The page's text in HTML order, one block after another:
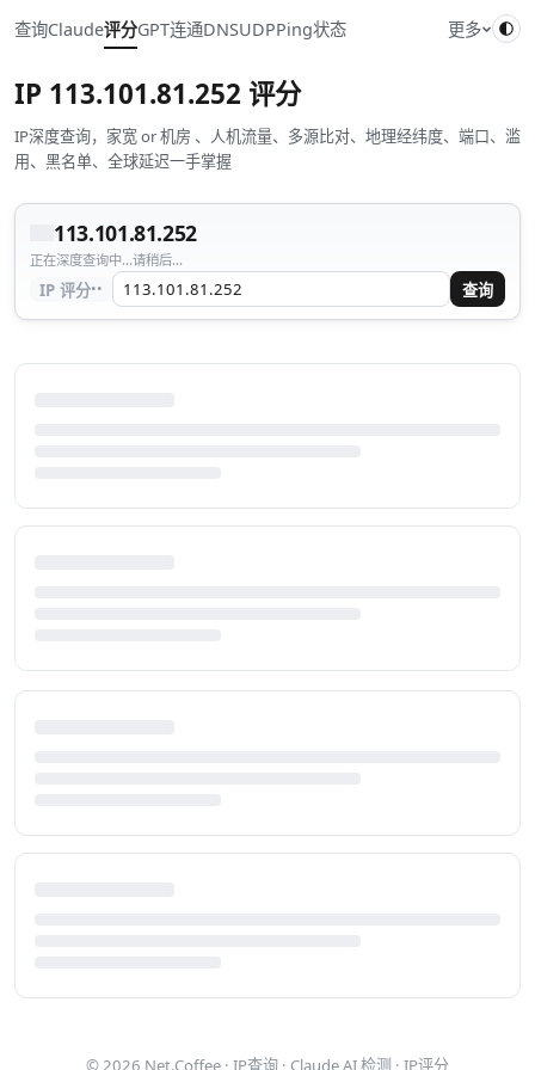
查询Claude评分GPT连通DNSUDPPing状态 更多
IP 113.101.81.252 评分
IP深度查询，家宽 or 机房 、人机流量、多源比对、地理经纬度、端口、滥
用、黑名单、全球延迟一手掌握
113.101.81.252
正在深度查询中...请稍后...
IP 评分·· 查询
© 2026 Net.Coffee · IP查询 · Claude AI 检测 · IP评分